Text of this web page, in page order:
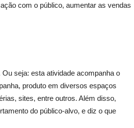
com o público, aumentar as vendas
seja: esta atividade acompanha o
produto em diversos espaços
sites, entre outros. Além disso,
do público-alvo, e diz o que